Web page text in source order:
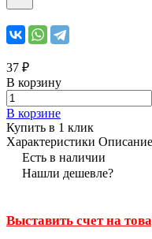
37 ₽
В корзину
В корзине
Купить в 1 клик
Характеристики Описание
Есть в наличии
Нашли дешевле?
Выставить счет на